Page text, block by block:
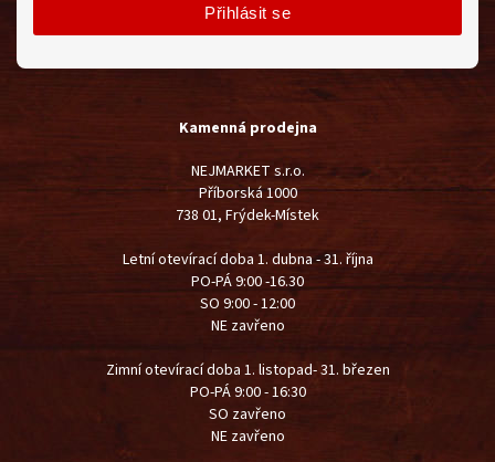
Kamenná prodejna
NEJMARKET s.r.o.
Příborská 1000
738 01, Frýdek-Místek
Letní otevírací doba 1. dubna - 31. října
PO-PÁ 9:00 -16.30
SO 9:00 - 12:00
NE zavřeno
Zimní otevírací doba 1. listopad- 31. březen
PO-PÁ 9:00 - 16:30
SO zavřeno
NE zavřeno
Přihlásit se